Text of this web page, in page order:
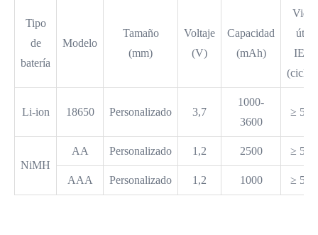
Tipo
de
batería
Modelo
Tamaño
(mm)
Voltaje
(V)
Capacidad
(mAh)
Vida
útil
IEC
Li-ion 18650 Personalizado 3,7
1000-
3600
≥ 500
NiMH
AA Personalizado 1,2 2500 ≥ 500
AAA Personalizado 1,2 1000 ≥ 500